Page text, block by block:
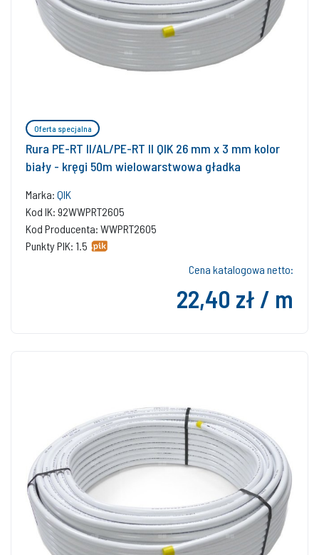
Oferta specjalna
Rura PE-RT II/AL/PE-RT II QIK 26 mm x 3 mm kolor
biały - kręgi 50m wielowarstwowa gładka
Marka: QIK
Kod IK: 92WWPRT2605
Kod Producenta: WWPRT2605
Punkty PIK: 1.5
Cena katalogowa netto:
22,40 zł / m